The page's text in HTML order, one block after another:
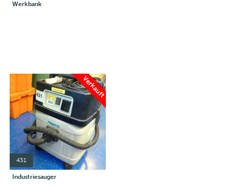
Werkbank
Verkauft
431
Industriesauger